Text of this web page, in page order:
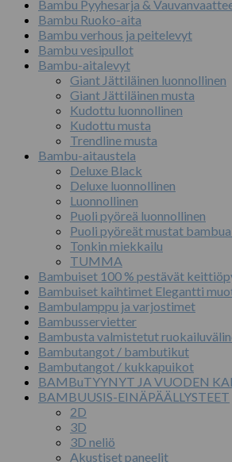
Bambu Pyyhesarja &
Bambu Ruoko-aita
Bambu verhous ja peitelevyt
Bambu vesipullot
Bambu-aitalevyt
Giant Jättiläinen luonnollinen
Giant Jättiläinen musta
Kudottu luonnollinen
Kudottu musta
Trendline musta
Bambu-aitaustela
Deluxe Black
Deluxe luonnollinen
Luonnollinen
Puoli pyöreä luonnollinen
Puoli pyöreät mustat
Tonkin miekkailu
TUMMA
Bambuiset 100 % pestävät
Bambuiset kaihtimet Elegantti
Bambulamppu ja varjostimet
Bambusservietter
Bambusta valmistetut
Bambutangot / bambutikut
Bambutangot / kukkapuikot
BAMBuTYYNYT JA VUODEN
BAMBUUSIS-EINÄPÄÄLLYSTEET
2D
3D
3D neliö
Akustiset paneelit